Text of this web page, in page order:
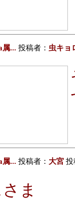
属... 投稿者： 虫キョ
属... 投稿者： 大宮 投
ま